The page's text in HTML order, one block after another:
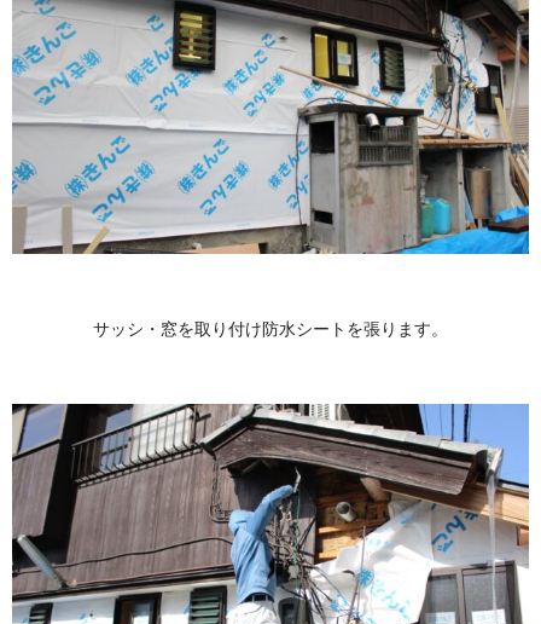
サッシ・窓を取り付け防水シートを張ります。